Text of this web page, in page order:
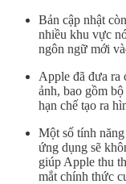
Bản cập nhật
nhiều khu vực
ngôn ngữ mới
Apple đã đưa ra
ảnh, bao gồm
hạn chế tạo ra
Một số tính
ứng dụng sẽ
giúp Apple thu
mắt chính thức